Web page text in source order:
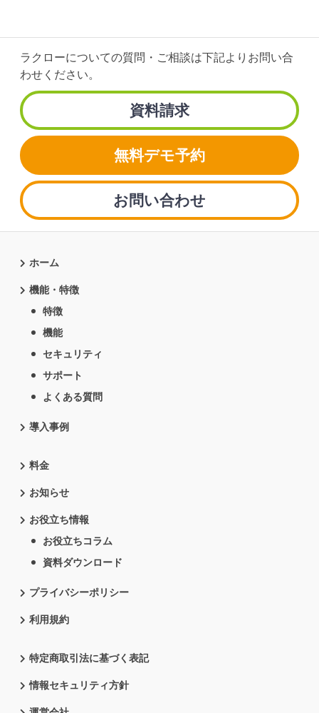
ラクローについての質問・ご相談は下記よりお問い合
わせください。
資料請求
無料デモ予約
お問い合わせ
ホーム
機能・特徴
特徴
機能
セキュリティ
サポート
よくある質問
導入事例
料金
お知らせ
お役立ち情報
お役立ちコラム
資料ダウンロード
プライバシーポリシー
利用規約
特定商取引法に基づく表記
情報セキュリティ方針